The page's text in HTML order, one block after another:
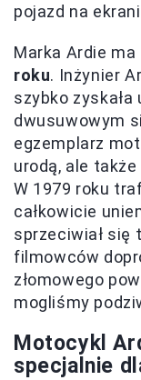
pojazd na
Marka Ardie
roku. Inżynier
szybko
dwusuwowym
egzemplarz
urodą, ale
W 1979 roku
całkowicie
sprzeciwiał się
filmowców
złomowego
mogliśmy
Motocykl
specjalnie